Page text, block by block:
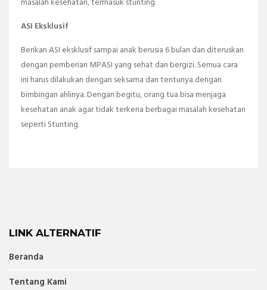
masalah kesehatan, termasuk stunting.
ASI Eksklusif
Berikan ASI eksklusif sampai anak berusia 6 bulan dan diteruskan
dengan pemberian MPASI yang sehat dan bergizi. Semua cara
ini harus dilakukan dengan seksama dan tentunya dengan
bimbingan ahlinya. Dengan begitu, orang tua bisa menjaga
kesehatan anak agar tidak terkena berbagai masalah kesehatan
seperti Stunting.
LINK ALTERNATIF
Beranda
Tentang Kami